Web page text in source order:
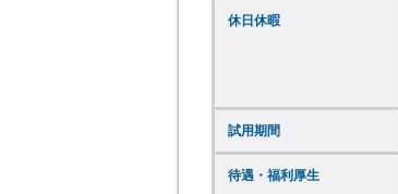
休日休暇
試用期間
待遇・福利厚生